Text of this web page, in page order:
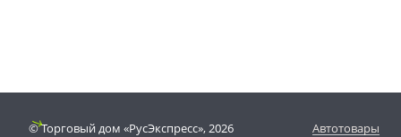
© Торговый дом «РусЭкспресс», 2026
Автотовары